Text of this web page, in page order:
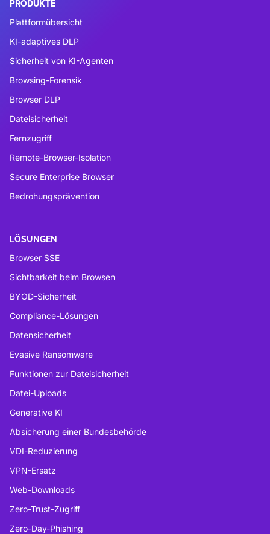
PRODUKTE
Plattformübersicht
KI-adaptives DLP
Sicherheit von KI-Agenten
Browsing-Forensik
Browser DLP
Dateisicherheit
Fernzugriff
Remote-Browser-Isolation
Secure Enterprise Browser
Bedrohungsprävention
LÖSUNGEN
Browser SSE
Sichtbarkeit beim Browsen
BYOD-Sicherheit
Compliance-Lösungen
Datensicherheit
Evasive Ransomware
Funktionen zur Dateisicherheit
Datei-Uploads
Generative KI
Absicherung einer Bundesbehörde
VDI-Reduzierung
VPN-Ersatz
Web-Downloads
Zero-Trust-Zugriff
Zero-Day-Phishing